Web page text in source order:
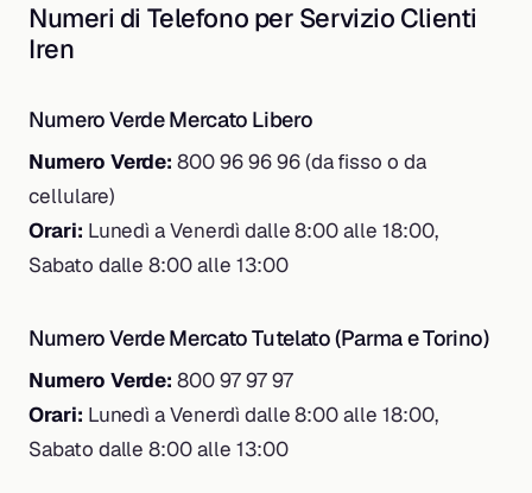
Numeri di Telefono per Servizio Clienti
Iren
Numero Verde Mercato Libero
Numero Verde: 800 96 96 96 (da fisso o da
cellulare)
Orari: Lunedì a Venerdì dalle 8:00 alle 18:00,
Sabato dalle 8:00 alle 13:00
Numero Verde Mercato Tutelato (Parma e Torino)
Numero Verde: 800 97 97 97
Orari: Lunedì a Venerdì dalle 8:00 alle 18:00,
Sabato dalle 8:00 alle 13:00